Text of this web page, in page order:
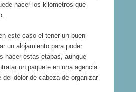
hacer los kilómetros que
este caso el tener un buen
un alojamiento para poder
hacer estas etapas, aunque
un paquete en una agencia
dolor de cabeza de organizar